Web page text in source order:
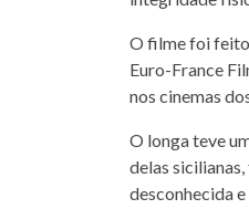
O filme foi
Euro-France
nos cinemas
O longa teve
delas
desconhecida